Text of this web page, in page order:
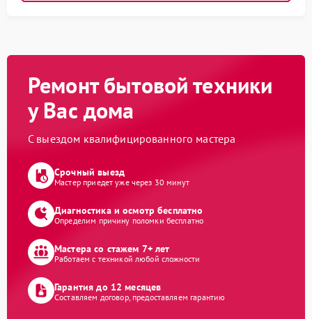
Ремонт бытовой техники
у Вас дома
С выездом квалифицированного мастера
Срочный выезд
Мастер приедет уже через 30 минут
Диагностика и осмотр бесплатно
Определим причину поломки бесплатно
Мастера со стажем 7+ лет
Работаем с техникой любой сложности
Гарантия до 12 месяцев
Составляем договор, предоставляем гарантию